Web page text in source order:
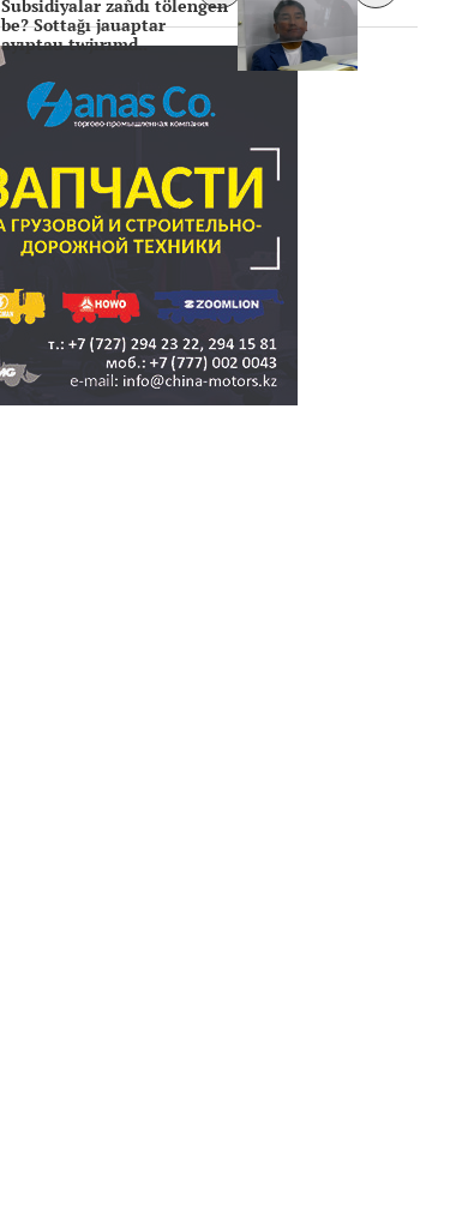
Subsidiyalar zañdı tölengen
be? Sottağı jauaptar
ayıptau twjırımd..